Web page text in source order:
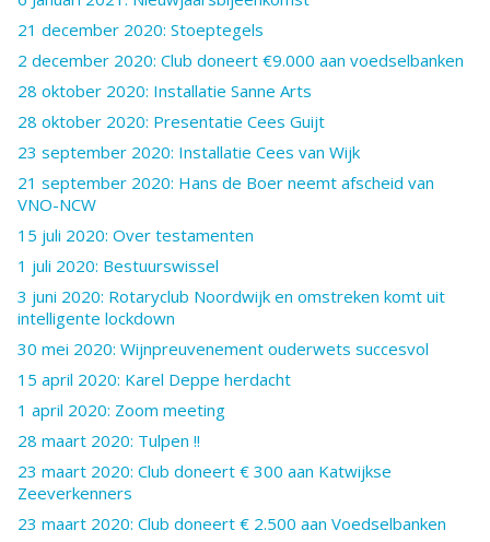
21 december 2020: Stoeptegels
2 december 2020: Club doneert €9.000 aan voedselbanken
28 oktober 2020: Installatie Sanne Arts
28 oktober 2020: Presentatie Cees Guijt
23 september 2020: Installatie Cees van Wijk
21 september 2020: Hans de Boer neemt afscheid van
VNO-NCW
15 juli 2020: Over testamenten
1 juli 2020: Bestuurswissel
3 juni 2020: Rotaryclub Noordwijk en omstreken komt uit
intelligente lockdown
30 mei 2020: Wijnpreuvenement ouderwets succesvol
15 april 2020: Karel Deppe herdacht
1 april 2020: Zoom meeting
28 maart 2020: Tulpen !!
23 maart 2020: Club doneert € 300 aan Katwijkse
Zeeverkenners
23 maart 2020: Club doneert € 2.500 aan Voedselbanken